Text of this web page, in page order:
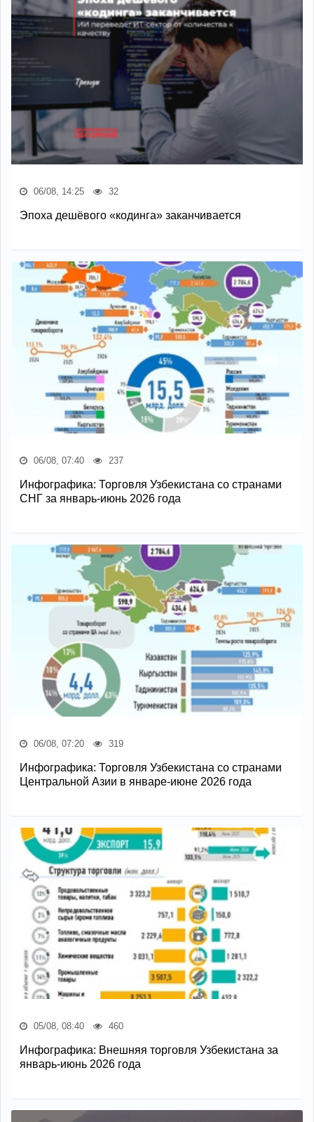
06/08, 14:25 32
Эпоха дешёвого «кодинга» заканчивается
06/08, 07:40 237
Инфографика: Торговля Узбекистана со странами
СНГ за январь-июнь 2026 года
06/08, 07:20 319
Инфографика: Торговля Узбекистана со странами
Центральной Азии в январе-июне 2026 года
05/08, 08:40 460
Инфографика: Внешняя торговля Узбекистана за
январь-июнь 2026 года